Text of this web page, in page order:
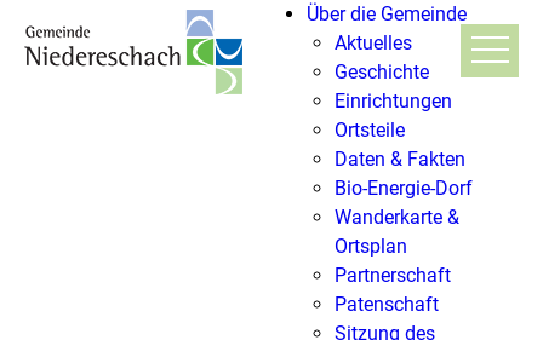
Über die Gemeinde
Aktuelles
Geschichte
Einrichtungen
Ortsteile
Daten & Fakten
Bio-Energie-Dorf
Wanderkarte &
Ortsplan
Partnerschaft
Patenschaft
Sitzung des